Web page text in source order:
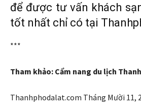
để được tư vấn khách
tốt nhất chỉ có tại
***
Tham khảo: Cẩm nang du lịch
Thanhphodalat.com Tháng Mười 11,